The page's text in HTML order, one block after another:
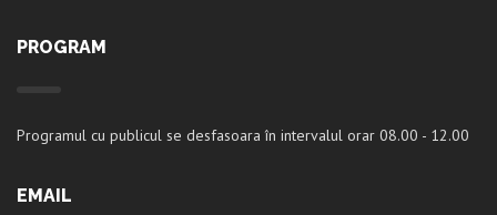
PROGRAM
Programul cu publicul se desfasoara în intervalul orar 08.00 - 12.00
EMAIL